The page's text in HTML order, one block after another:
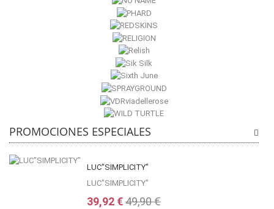
PROMOCIONES ESPECIALES
LUC"SIMPLICITY"
LUC"SIMPLICITY"
39,92 €49,90 €